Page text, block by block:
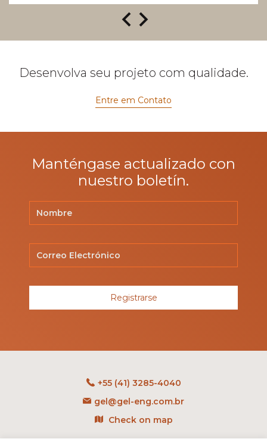
Desenvolva seu projeto com qualidade.
Entre em Contato
Manténgase actualizado con
nuestro boletín.
Registrarse
+55 (41) 3285-4040
gel@gel-eng.com.br
Check on map